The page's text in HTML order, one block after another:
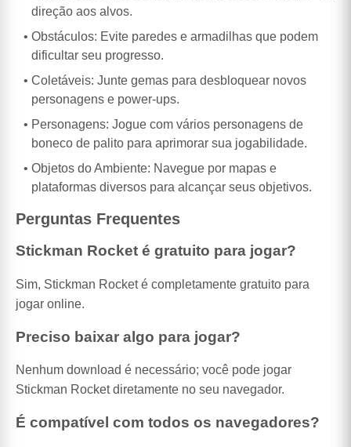
direção aos alvos.
Obstáculos: Evite paredes e armadilhas que podem
dificultar seu progresso.
Coletáveis: Junte gemas para desbloquear novos
personagens e power-ups.
Personagens: Jogue com vários personagens de
boneco de palito para aprimorar sua jogabilidade.
Objetos do Ambiente: Navegue por mapas e
plataformas diversos para alcançar seus objetivos.
Perguntas Frequentes
Stickman Rocket é gratuito para jogar?
Sim, Stickman Rocket é completamente gratuito para
jogar online.
Preciso baixar algo para jogar?
Nenhum download é necessário; você pode jogar
Stickman Rocket diretamente no seu navegador.
É compatível com todos os navegadores?